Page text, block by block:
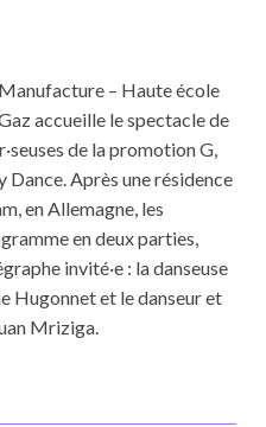
– Haute école
accueille le spectacle de
de la promotion G,
Après une résidence
en Allemagne, les
en deux parties,
invité·e : la danseuse
Hugonnet et le danseur et
Mriziga.